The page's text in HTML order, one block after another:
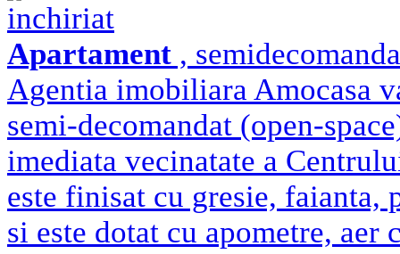
inchiriat
Apartament ,
Agentia imobiliara Amocasa
semi-decomandat (open-
imediata vecinatate a
este finisat cu gresie, faianta,
si este dotat cu apometre,